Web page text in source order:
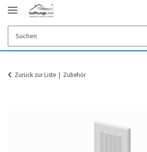
Zurück zur Liste Zubehör